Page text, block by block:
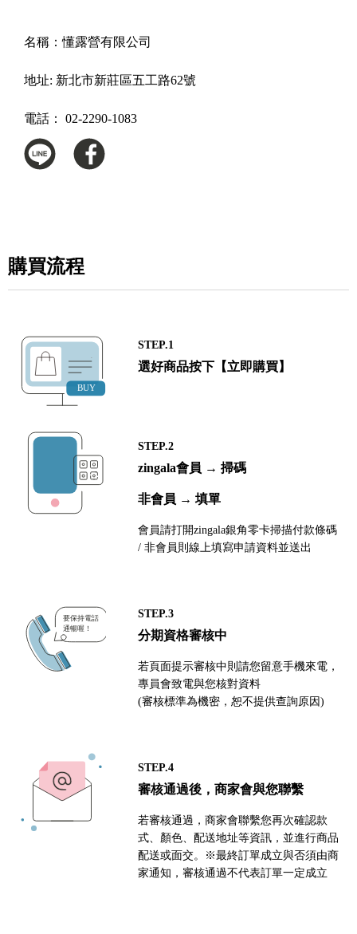
名稱：懂露營有限公司
地址: 新北市新莊區五工路62號
電話： 02-2290-1083
購買流程
STEP.1
選好商品按下【立即購買】
STEP.2
zingala會員 → 掃碼
非會員 → 填單
會員請打開zingala銀角零卡掃描付款條碼
/ 非會員則線上填寫申請資料並送出
STEP.3
分期資格審核中
若頁面提示審核中則請您留意手機來電，
專員會致電與您核對資料
(審核標準為機密，恕不提供查詢原因)
STEP.4
審核通過後，商家會與您聯繫
若審核通過，商家會聯繫您再次確認款
式、顏色、配送地址等資訊，並進行商品
配送或面交。※最終訂單成立與否須由商
家通知，審核通過不代表訂單一定成立